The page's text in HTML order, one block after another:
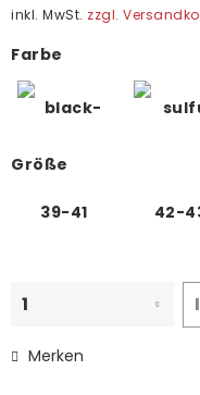
inkl. MwSt. zzgl.
Farbe
Größe
39-41 42-
Merken